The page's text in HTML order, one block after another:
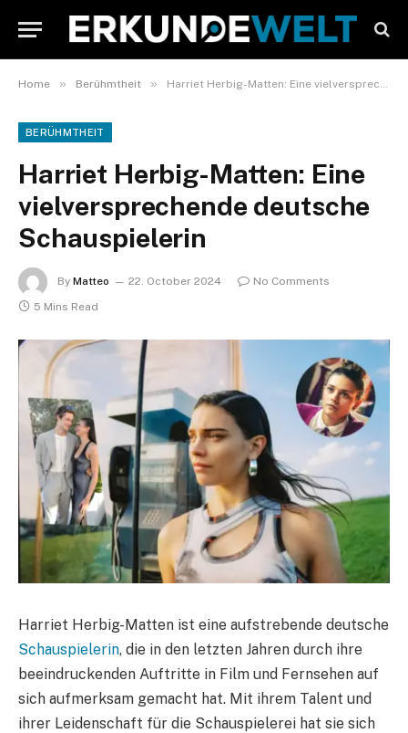
Home » Berühmtheit » Harriet Herbig-Matten: Eine vielversprechende deutsche Schauspielerin
BERÜHMTHEIT
Harriet Herbig-Matten: Eine
vielversprechende deutsche
Schauspielerin
By Matteo 22. October 2024
No Comments
5 Mins Read
Harriet Herbig-Matten ist eine aufstrebende deutsche
Schauspielerin, die in den letzten Jahren durch ihre
beeindruckenden Auftritte in Film und Fernsehen auf
sich aufmerksam gemacht hat. Mit ihrem Talent und
ihrer Leidenschaft für die Schauspielerei hat sie sich